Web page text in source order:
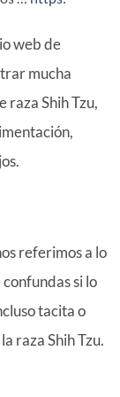
web de
mucha
raza Shih Tzu,
referimos a lo
si lo
tacita o
raza Shih Tzu.